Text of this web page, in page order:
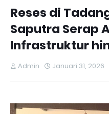
Reses di
Saputra Serap
Infrastruktur
Admin Januari 31, 2026